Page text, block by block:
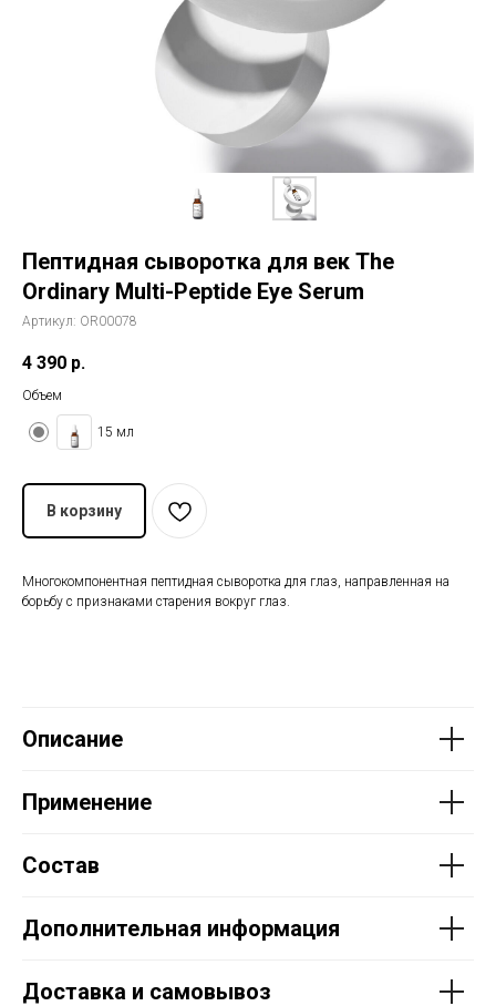
Пептидная сыворотка для век The
Ordinary Multi-Peptide Eye Serum
Артикул: OR00078
4 390 р.
Объем
15 мл
В корзину
Многокомпонентная пептидная сыворотка для глаз, направленная на
борьбу с признаками старения вокруг глаз.
Описание
Применение
Состав
Дополнительная информация
Доставка и самовывоз
История The Ordinary
Блог